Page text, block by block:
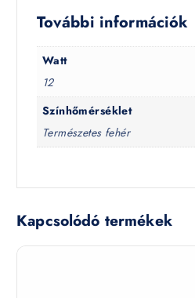
További információk
Watt
12
Színhőmérséklet
Természetes fehér
Kapcsolódó termékek